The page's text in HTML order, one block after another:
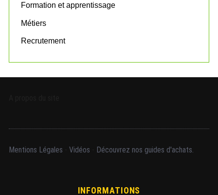
Formation et apprentissage
Métiers
Recrutement
Mentions Légales Vidéos Découvrez nos guides d'achats.
INFORMATIONS